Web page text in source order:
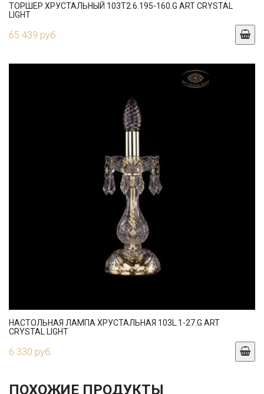
ТОРШЕР ХРУСТАЛЬНЫЙ 103T2.6.195-160.G ART CRYSTAL
LIGHT
65 439 руб.
НАСТОЛЬНАЯ ЛАМПА ХРУСТАЛЬНАЯ 103L.1-27.G ART
CRYSTAL LIGHT
6 330 руб.
ПОХОЖИЕ ПРОДУКТЫ